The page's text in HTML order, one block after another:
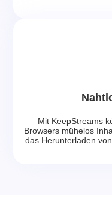
Mit KeepStreams
Browsers mühelos
das Herunterladen